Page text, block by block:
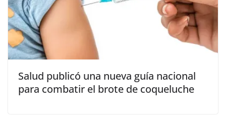
Salud publicó una nueva guía nacional
para combatir el brote de coqueluche